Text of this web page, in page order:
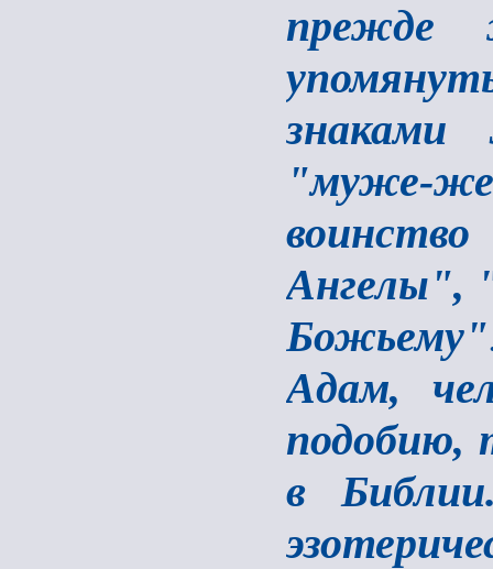
прежде
знаками
"муже-
Ангелы",
Божьему"
Адам,
подобию,
в